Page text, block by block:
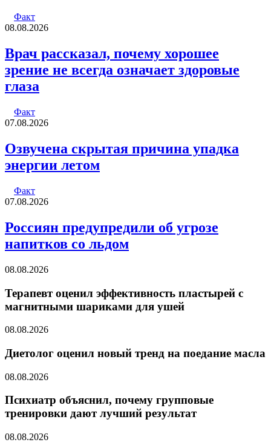
Факт
08.08.2026
Врач рассказал, почему хорошее
зрение не всегда означает здоровые
глаза
Факт
07.08.2026
Озвучена скрытая причина упадка
энергии летом
Факт
07.08.2026
Россиян предупредили об угрозе
напитков со льдом
08.08.2026
Терапевт оценил эффективность пластырей с
магнитными шариками для ушей
08.08.2026
Диетолог оценил новый тренд на поедание масла
08.08.2026
Психиатр объяснил, почему групповые
тренировки дают лучший результат
08.08.2026